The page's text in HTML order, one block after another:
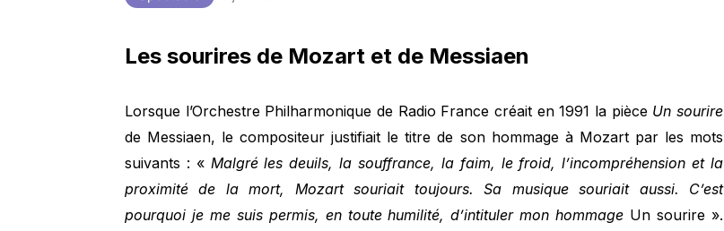
Les sourires de Mozart et de Messiaen
Lorsque l’Orchestre Philharmonique de Radio France créait en 1991 la pièce Un sourire
de Messiaen, le compositeur justifiait le titre de son hommage à Mozart par les mots
suivants : « Malgré les deuils, la souffrance, la faim, le froid, l’incompréhension et la
proximité de la mort, Mozart souriait toujours. Sa musique souriait aussi. C’est
pourquoi je me suis permis, en toute humilité, d’intituler mon hommage Un sourire ».